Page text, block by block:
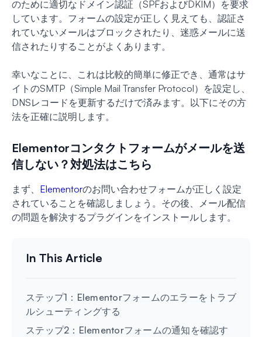
のために適切なドメイン認証（SPFおよびDKIM）を要求
しています。フォームの設定が正しく見えても、認証さ
れていないメールはブロックされたり、迷惑メールに送
信されたりすることがよくあります。
幸いなことに、これは比較的簡単に修正でき、通常はサ
イトのSMTP（Simple Mail Transfer Protocol）を設定し、
DNSレコードを更新するだけで済みます。以下にその方
法を正確に説明します。
Elementorコンタクトフォームがメールを送
信しない？対処法はこちら
まず、 Elementorのお問い合わせフォームが正しく設定
されていることを確認しましょう。その後、メール配信
の問題を解決するプラグインをインストールします。
ステップ1：Elementorフォームのエラーをトラブ
ルシューティングする
ステップ2：Elementorフォームの通知を確認す